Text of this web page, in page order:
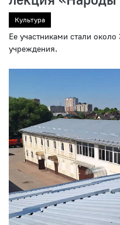
Культура
Ее участниками стали
учреждения.